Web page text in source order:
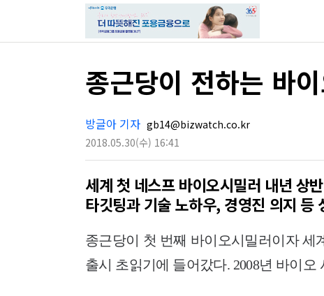
종근당이 전하는 바
방글아 기자 gb14@bizwatch.co.kr
2018.05.30(수) 16:41
세계 첫 네스프 바이오시밀러 내년 상
타깃팅과 기술 노하우, 경영진 의지 등
종근당이 첫 번째 바이오시밀러이자 세
출시 초읽기에 들어갔다. 2008년 바이오